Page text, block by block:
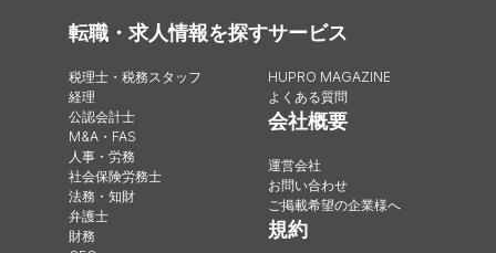
転職・求人情報を探す
税理士・税務スタッフ
経理
公認会計士
M&A・FAS
人事・労務
社会保険労務士
法務・知財
弁護士
財務
サービス
HUPRO MAGAZINE
よくある質問
会社概要
運営会社
お問い合わせ
ご掲載希望の企業様へ
規約